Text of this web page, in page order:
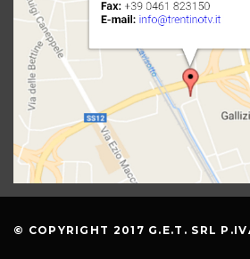
© COPYRIGHT 2017 G.E.T. SRL